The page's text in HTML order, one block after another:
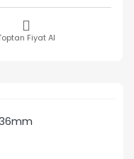
Fiyat Al